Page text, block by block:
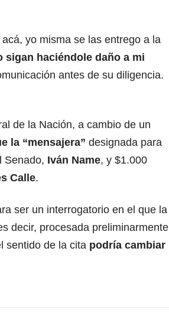
yo misma se las entrego a la
sigan haciéndole daño a mi
antes de su diligencia.
de la Nación, a cambio de un
la “mensajera” designada para
Senado, Iván Name, y $1.000
Calle.
ser un interrogatorio en el que la
decir, procesada preliminarmente
sentido de la cita podría cambiar